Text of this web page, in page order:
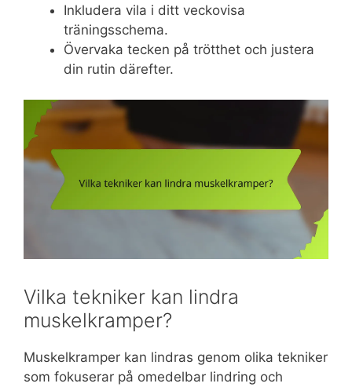
Inkludera vila i ditt veckovisa
träningsschema.
Övervaka tecken på trötthet och justera
din rutin därefter.
Vilka tekniker kan lindra
muskelkramper?
Muskelkramper kan lindras genom olika tekniker
som fokuserar på omedelbar lindring och